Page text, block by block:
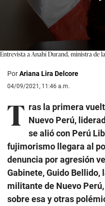
0
minutes,
Entrevista a Anahí Durand, ministra de
PorAriana Lira Delcore
04/09/2021, 11:46 a.m.
T ras la primera
Nuevo Perú,
se alió con Perú
fujimorismo llegara al
denuncia por agresión
Gabinete, Guido
militante de Nuevo
sobre esa y otras